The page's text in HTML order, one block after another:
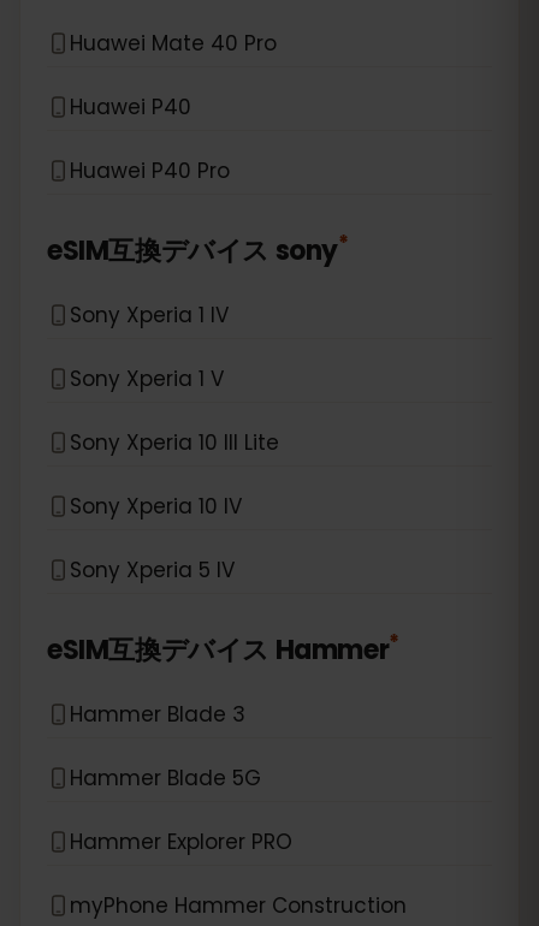
Huawei Mate 40 Pro
Huawei P40
Huawei P40 Pro
eSIM互換デバイス sony*
Sony Xperia 1 IV
Sony Xperia 1 V
Sony Xperia 10 III Lite
Sony Xperia 10 IV
Sony Xperia 5 IV
eSIM互換デバイス Hammer*
Hammer Blade 3
Hammer Blade 5G
Hammer Explorer PRO
myPhone Hammer Construction